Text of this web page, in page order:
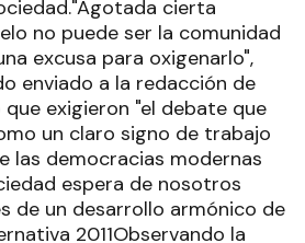
cierta
no puede ser la comunidad
excusa para oxigenarlo",
enviado a la redacción de
que exigieron "el debate que
un claro signo de trabajo
las democracias modernas
espera de nosotros
de un desarrollo armónico de
2011Observando la